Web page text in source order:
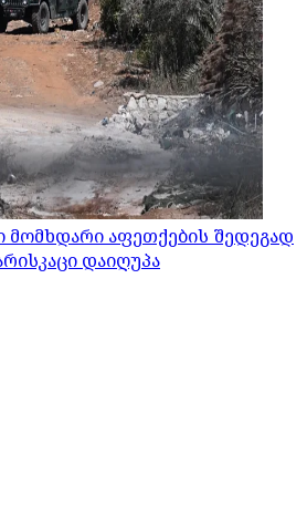
მომხდარი აფეთქების შედეგად
დაიღუპა